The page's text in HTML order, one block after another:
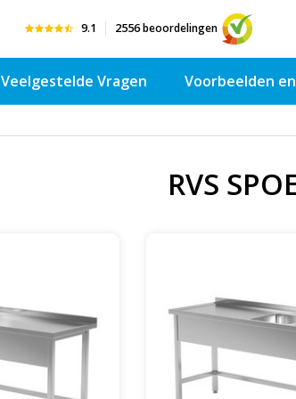
9.1 2556beoordelingen
Veelgestelde Vragen Voorbeelden
RVS